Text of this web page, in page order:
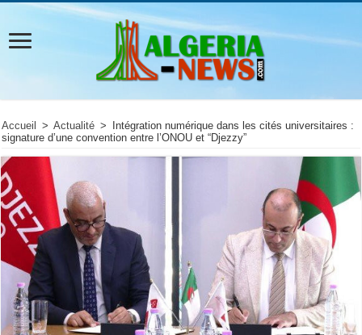
Accueil > Actualité >
Intégration numérique dans les cités universitaires :
signature d’une convention entre l’ONOU et “Djezzy”